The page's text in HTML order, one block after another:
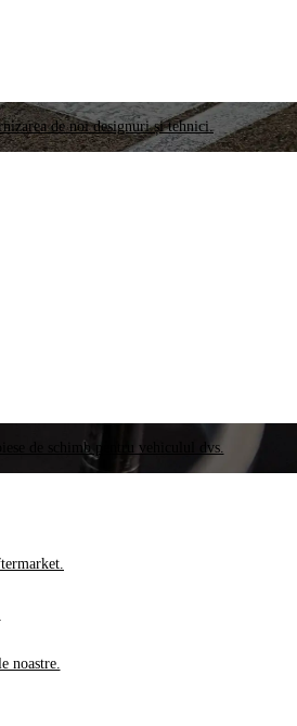
de noi designuri și tehnici.
de schimb pentru vehiculul dvs.
noastre.